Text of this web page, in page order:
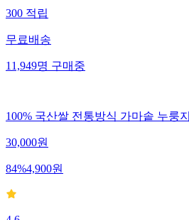
300적립
무료배송
11,949명구매중
100% 국산쌀 전통방식 가마솥 누룽
30,000원
84%4,900원